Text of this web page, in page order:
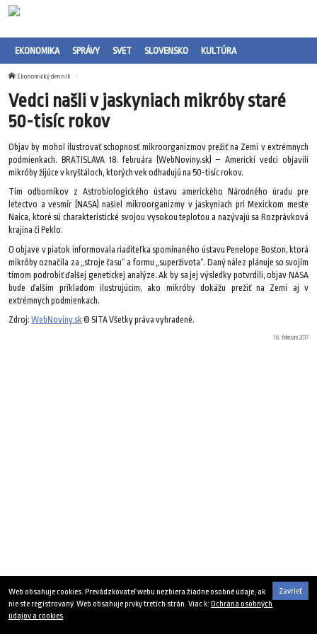
EKONOMIKA SPRÁVY SVET SLOVENSKO KULTÚRA
Ekonomický denník
Vedci našli v jaskyniach mikróby staré
50-tisíc rokov
Objav by mohol ilustrovať schopnosť mikroorganizmov prežiť na Zemi v extrémnych
podmienkach. BRATISLAVA 18. februára (WebNoviny.sk) – Americkí vedci objavili
mikróby žijúce v kryštáloch, ktorých vek odhadujú na 50-tisíc rokov.
Tím odborníkov z Astrobiologického ústavu amerického Národného úradu pre
letectvo a vesmír (NASA) našiel mikroorganizmy v jaskyniach pri Mexickom meste
Naica, ktoré sú charakteristické svojou vysokou teplotou a nazývajú sa Rozprávková
krajina či Peklo.
O objave v piatok informovala riaditeľka spomínaného ústavu Penelope Boston, ktorá
mikróby označila za „stroje času“ a formu „superživota“. Daný nález plánuje so svojím
tímom podrobiť ďalšej genetickej analýze. Ak by sa jej výsledky potvrdili, objav NASA
bude ďalším príkladom ilustrujúcim, ako mikróby dokážu prežiť na Zemi aj v
extrémnych podmienkach.
Zdroj: WebNoviny.sk© SITA Všetky práva vyhradené.
18. februára 2017
Zavrieť
Web obsahuje cookies. Prevádzkovateľ webu nezbiera žiadne osobné údaje, ak
nie ste registrovaný. Web obsahuje prvky tretích strán. Viac k: Ochrana osobných
údajov a cookies